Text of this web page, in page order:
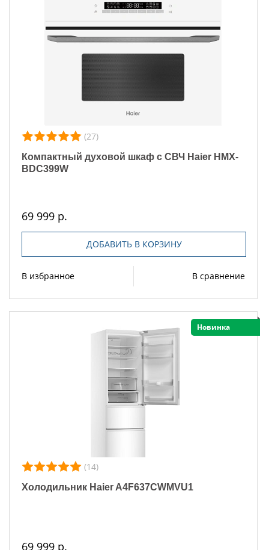
(27)
Компактный духовой шкаф с СВЧ Haier HMX-
BDC399W
69 999 р.
ДОБАВИТЬ В КОРЗИНУ
В избранное В сравнение
Новинка
(14)
Холодильник Haier A4F637CWMVU1
69 999 р.